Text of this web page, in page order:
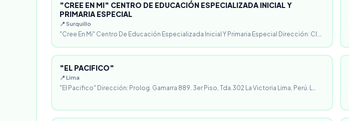
"CREE EN MI" CENTRO DE EDUCACIÓN ESPECIALIZADA INICIAL Y
PRIMARIA ESPECIAL
📍 Surquillo
"Cree En Mi" Centro De Educación Especializada Inicial Y Primaria Especial Dirección: Cl.…
"EL PACIFICO"
📍 Lima
"El Pacifico" Dirección: Prolog. Gamarra 889. 3er Piso, Tda.302 La Victoria Lima, Perú. L…